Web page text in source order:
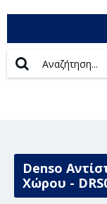
Denso
Χώρου -